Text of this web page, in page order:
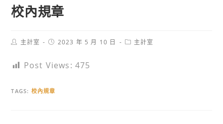
校內規章
Post主計室
Post2023 年 5 月 10 日
Post主計室
Post Views: 475
TAGS: 校內規章